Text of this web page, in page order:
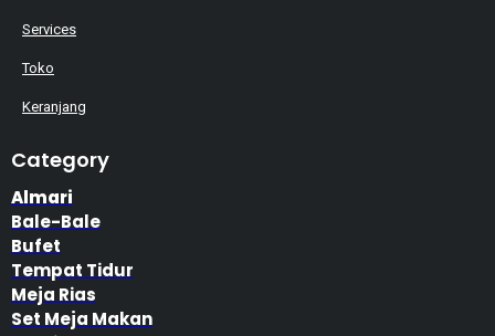
Services
Toko
Keranjang
Category
Almari
Bale-Bale
Bufet
Tempat Tidur
Meja Rias
Set Meja Makan